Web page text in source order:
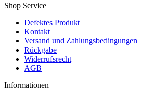
Shop Service
Defektes Produkt
Kontakt
Versand und Zahlungsbedingungen
Rückgabe
Widerrufsrecht
AGB
Informationen